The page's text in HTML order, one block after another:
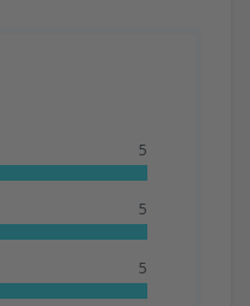
5
5
5